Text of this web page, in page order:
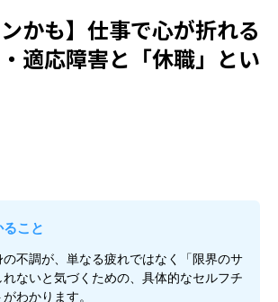
ンかも】仕事で心が折れる
適応障害と「休職」とい
こと
不調が、単なる疲れではなく「限界のサ
ないと気づくための、具体的なセルフチ
わかります。